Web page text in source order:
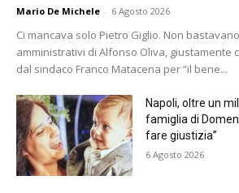
Mario De Michele - 6 Agosto 2026
Ci mancava solo Pietro Giglio. Non
amministrativi di Alfonso Oliva, giustamente
dal sindaco Franco Matacena per “il bene...
Napoli, oltre un
famiglia di
fare giustizia”
6 Agosto 2026